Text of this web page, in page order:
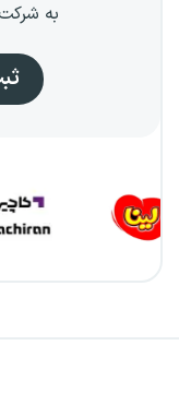
به